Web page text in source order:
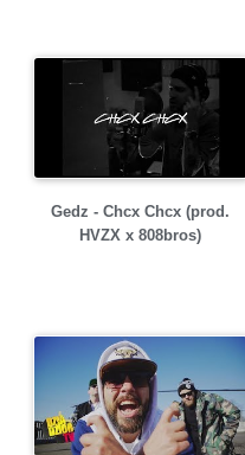
Gedz - Chcx Chcx (prod.
HVZX x 808bros)